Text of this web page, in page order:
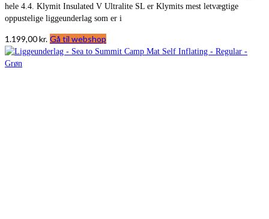
hele 4.4. Klymit Insulated V Ultralite SL er Klymits mest letvægtige
oppustelige liggeunderlag som er i
1.199,00kr. Gå til webshop